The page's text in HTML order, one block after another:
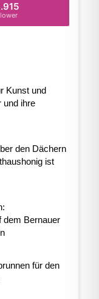
Kunst und
und ihre
den Dächern
ist
dem Bernauer
für den